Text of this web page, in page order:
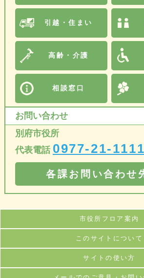
引越・住まい
高齢・介護
相談窓口
お問い合わせ
別府市役所
代表電話 0977-21-1111
各課お問い合わせ
市役所フロア案内
このサイトについて
サイトの使い方